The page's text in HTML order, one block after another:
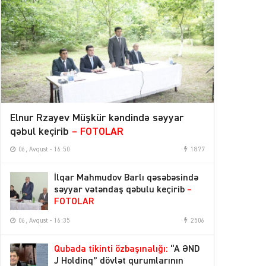
14:03
ABŞ İran əməliyyatlarındakı itkilərini
açıqladı
12:37
“Skeptisizminizi Vardanyanın kölgə
şəbəkəsinə yönəldin”–Kırlıkovalıdan
Talebə cavab
12:36
Sabaha olan hava proqnozu
04 Avqust 2026
“ARB Günəş”in direktoru Məhsim
14:41
Bəzi rayonlarda sabah qaz olmayacaq
12:24
Şahbuzda zəlzələ olub
11:44
Azərbaycan nefti ucuzlaşıb
Elnur Rzayev Müşkür kəndində səyyar
qəbul keçirib – FOTOLAR
06, Avqust - 16:50 1877
İlqar Mahmudov Barlı qəsəbəsində
səyyar vətəndaş qəbulu keçirib –
FOTOLAR
06, Avqust - 16:35 2506
Qubada tikinti özbaşınalığı: “A ƏND
J Holdinq” dövlət qurumlarının